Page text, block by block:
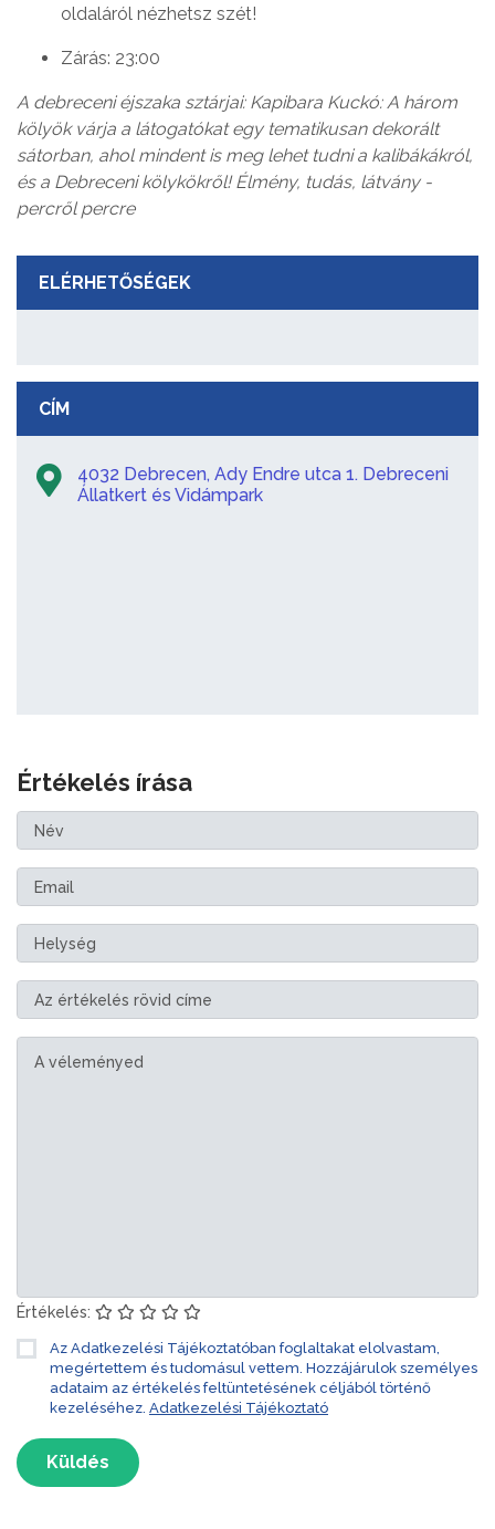
oldaláról nézhetsz szét!
Zárás: 23:00
A debreceni éjszaka sztárjai: Kapibara Kuckó: A három
kölyök várja a látogatókat egy tematikusan dekorált
sátorban, ahol mindent is meg lehet tudni a kalibákákról,
és a Debreceni kölykökről! Élmény, tudás, látvány -
percről percre
ELÉRHETŐSÉGEK
CÍM
4032 Debrecen, Ady Endre utca 1. Debreceni
Állatkert és Vidámpark
Értékelés írása
Értékelés:
Az Adatkezelési Tájékoztatóban foglaltakat elolvastam,
megértettem és tudomásul vettem. Hozzájárulok személyes
adataim az értékelés feltüntetésének céljából történő
kezeléséhez. Adatkezelési Tájékoztató
Küldés